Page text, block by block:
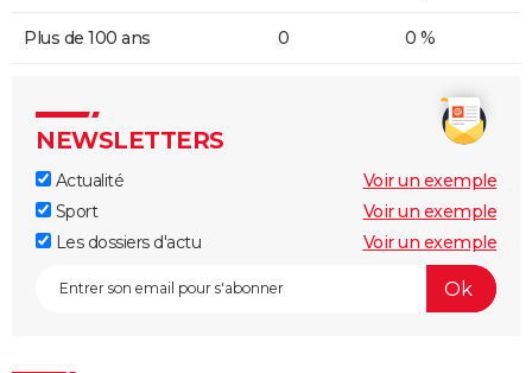
Plus de 100 ans 0 0 %
NEWSLETTERS
Actualité
Voir un exemple
Sport
Voir un exemple
Les dossiers d'actu
Voir un exemple